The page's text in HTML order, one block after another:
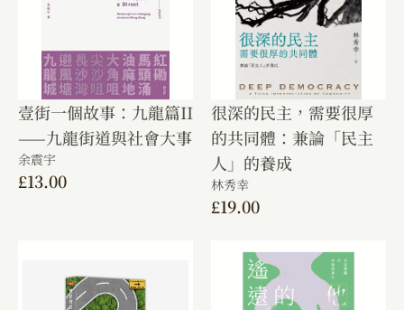
壹街一個故事：九龍篇II
——九龍街道與社會大事
余震宇
£13.00
很深的民主，需要很厚
的共同體：兼論「民主
人」的養成
林秀幸
£19.00